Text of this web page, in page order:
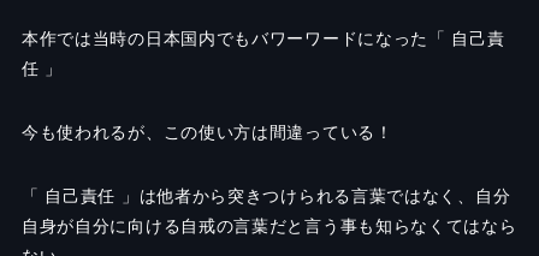
本作では当時の日本国内でもバワーワードになった「 自己責
任 」
今も使われるが、この使い方は間違っている！
「 自己責任 」は他者から突きつけられる言葉ではなく、自分
自身が自分に向ける自戒の言葉だと言う事も知らなくてはなら